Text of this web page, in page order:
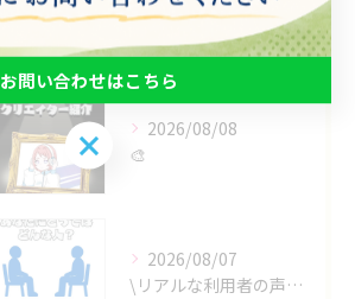
2026/08/08
🎨
2026/08/07
\リアルな利用者の声📣/
お問い合わせはこちら
お問い合わせはこちら